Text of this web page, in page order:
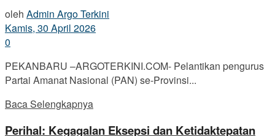
oleh Admin Argo Terkini
Kamis, 30 April 2026
0
PEKANBARU –ARGOTERKINI.COM- Pelantikan pengurus
Partai Amanat Nasional (PAN) se-Provinsi...
Baca Selengkapnya
Perihal: Kegagalan Eksepsi dan Ketidaktepatan